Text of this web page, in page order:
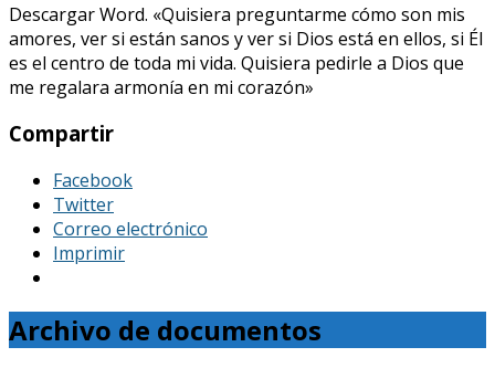
Descargar Word. «Quisiera preguntarme cómo son mis
amores, ver si están sanos y ver si Dios está en ellos, si Él
es el centro de toda mi vida. Quisiera pedirle a Dios que
me regalara armonía en mi corazón»
Compartir
Facebook
Twitter
Correo electrónico
Imprimir
Archivo de documentos